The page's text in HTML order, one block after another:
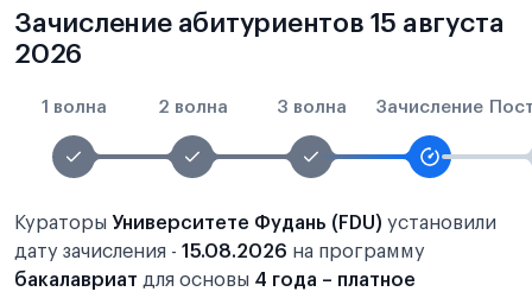
Зачисление абитуриентов 15 августа
2026
1 волна 2 волна 3 волна Зачисление
Кураторы Университете Фудань (FDU) установили
дату зачисления - 15.08.2026 на программу
бакалавриат для основы 4 года – платное